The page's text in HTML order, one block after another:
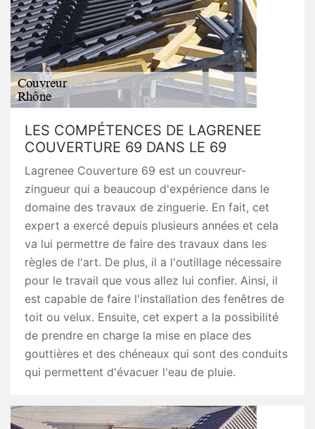
LES COMPÉTENCES DE LAGRENEE
COUVERTURE 69 DANS LE 69
Lagrenee Couverture 69 est un couvreur-
zingueur qui a beaucoup d'expérience dans le
domaine des travaux de zinguerie. En fait, cet
expert a exercé depuis plusieurs années et cela
va lui permettre de faire des travaux dans les
règles de l'art. De plus, il a l'outillage nécessaire
pour le travail que vous allez lui confier. Ainsi, il
est capable de faire l'installation des fenêtres de
toit ou velux. Ensuite, cet expert a la possibilité
de prendre en charge la mise en place des
gouttières et des chéneaux qui sont des conduits
qui permettent d'évacuer l'eau de pluie.